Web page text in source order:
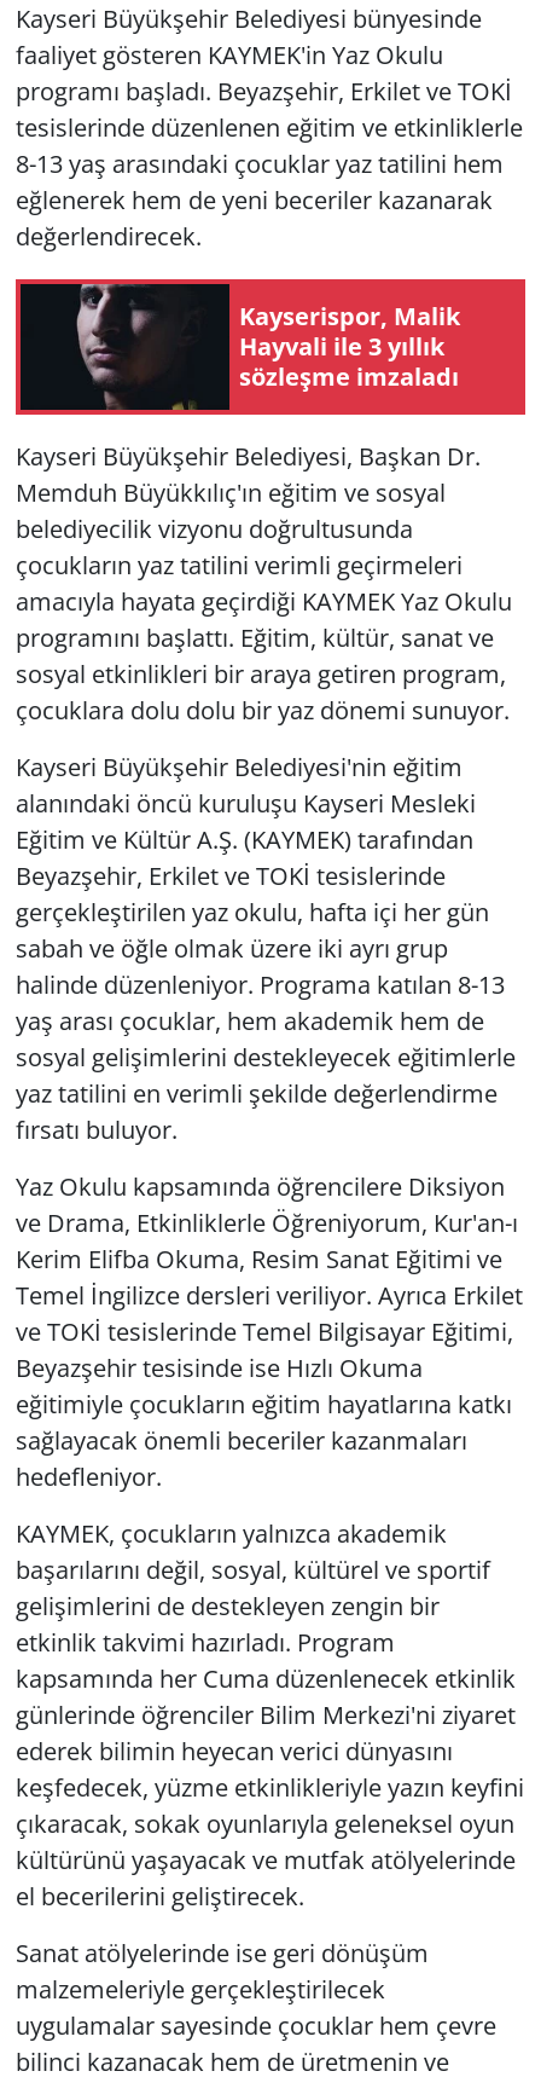
Kayseri Büyükşehir Belediyesi bünyesinde
faaliyet gösteren KAYMEK'in Yaz Okulu
programı başladı. Beyazşehir, Erkilet ve TOKİ
tesislerinde düzenlenen eğitim ve etkinliklerle
8-13 yaş arasındaki çocuklar yaz tatilini hem
eğlenerek hem de yeni beceriler kazanarak
değerlendirecek.
Kayserispor, Malik
Hayvali ile 3 yıllık
sözleşme imzaladı
Kayseri Büyükşehir Belediyesi, Başkan Dr.
Memduh Büyükkılıç'ın eğitim ve sosyal
belediyecilik vizyonu doğrultusunda
çocukların yaz tatilini verimli geçirmeleri
amacıyla hayata geçirdiği KAYMEK Yaz Okulu
programını başlattı. Eğitim, kültür, sanat ve
sosyal etkinlikleri bir araya getiren program,
çocuklara dolu dolu bir yaz dönemi sunuyor.
Kayseri Büyükşehir Belediyesi'nin eğitim
alanındaki öncü kuruluşu Kayseri Mesleki
Eğitim ve Kültür A.Ş. (KAYMEK) tarafından
Beyazşehir, Erkilet ve TOKİ tesislerinde
gerçekleştirilen yaz okulu, hafta içi her gün
sabah ve öğle olmak üzere iki ayrı grup
halinde düzenleniyor. Programa katılan 8-13
yaş arası çocuklar, hem akademik hem de
sosyal gelişimlerini destekleyecek eğitimlerle
yaz tatilini en verimli şekilde değerlendirme
fırsatı buluyor.
Yaz Okulu kapsamında öğrencilere Diksiyon
ve Drama, Etkinliklerle Öğreniyorum, Kur'an-ı
Kerim Elifba Okuma, Resim Sanat Eğitimi ve
Temel İngilizce dersleri veriliyor. Ayrıca Erkilet
ve TOKİ tesislerinde Temel Bilgisayar Eğitimi,
Beyazşehir tesisinde ise Hızlı Okuma
eğitimiyle çocukların eğitim hayatlarına katkı
sağlayacak önemli beceriler kazanmaları
hedefleniyor.
KAYMEK, çocukların yalnızca akademik
başarılarını değil, sosyal, kültürel ve sportif
gelişimlerini de destekleyen zengin bir
etkinlik takvimi hazırladı. Program
kapsamında her Cuma düzenlenecek etkinlik
günlerinde öğrenciler Bilim Merkezi'ni ziyaret
ederek bilimin heyecan verici dünyasını
keşfedecek, yüzme etkinlikleriyle yazın keyfini
çıkaracak, sokak oyunlarıyla geleneksel oyun
kültürünü yaşayacak ve mutfak atölyelerinde
el becerilerini geliştirecek.
Sanat atölyelerinde ise geri dönüşüm
malzemeleriyle gerçekleştirilecek
uygulamalar sayesinde çocuklar hem çevre
bilinci kazanacak hem de üretmenin ve